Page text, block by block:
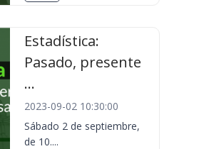
Estadística:
Pasado, presente
...
2023-09-02 10:30:00
Sábado 2 de septiembre,
de 10....